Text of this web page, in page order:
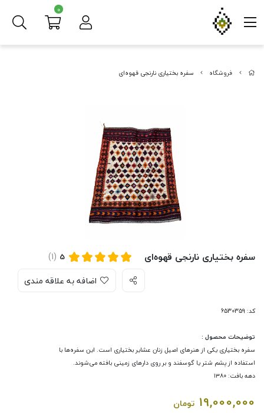
فروشگاه سفره بختیاری نارنجی قهوه‌ای
سفره بختیاری نارنجی قهوه‌ای 5
(1)
اضافه به علاقه مندی
کد: 6530359
توضیحات محصول :
سفره بختیاری یکی از هنرهای اصیل زنان عشایر بختیاری است. این سفره‌ها با
استفاده از پشم شتر یا گوسفند و بر روی دارهای زمینی بافته می‌شوند.
دهه بافت: ۱۳۸۰
19,000,000 تومان
0